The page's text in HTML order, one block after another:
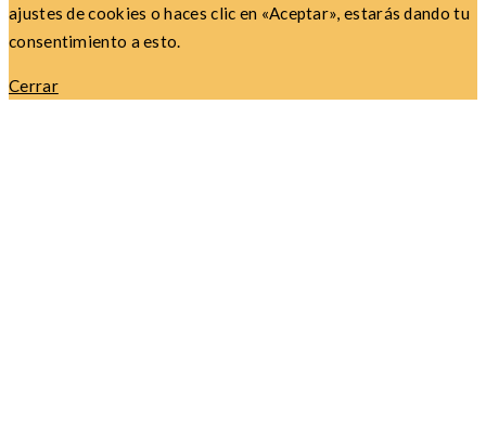
ajustes de cookies o haces clic en «Aceptar», estarás dando tu
consentimiento a esto.
Cerrar